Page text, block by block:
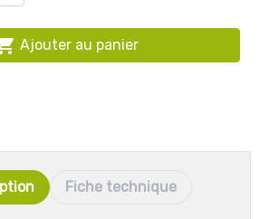
Ajouter au panier
Fiche technique